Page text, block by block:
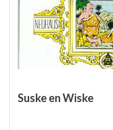
Suske en Wiske